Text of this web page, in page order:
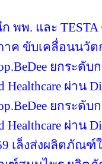
พพ. และ TESTA
ค ขับเคลื่อนนวัต
ยกระดั
ผ่าน
ยกระดั
ผ่าน
เล็งส่งผลิตภัณฑ์